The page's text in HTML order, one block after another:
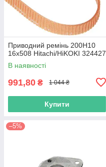
Приводний ремінь 200Н10
16х508 Hitachi/HiKOKI 324427
В наявності
991,80 ₴ 1 044 ₴
Купити
–5%